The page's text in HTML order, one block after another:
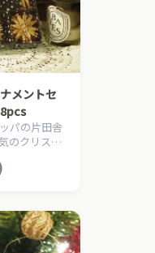
メントセ
パの片田舎
のクリスマ
作りのクリ